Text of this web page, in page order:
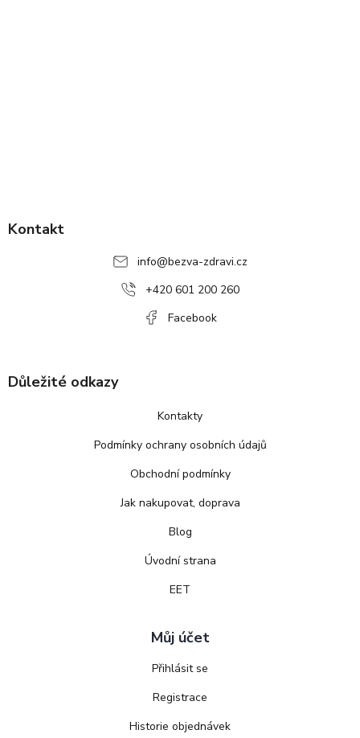
Kontakt
info@bezva-zdravi.cz
+420 601 200 260
Facebook
Důležité odkazy
Kontakty
Podmínky ochrany osobních údajů
Obchodní podmínky
Jak nakupovat, doprava
Blog
Úvodní strana
EET
Můj účet
Přihlásit se
Registrace
Historie objednávek